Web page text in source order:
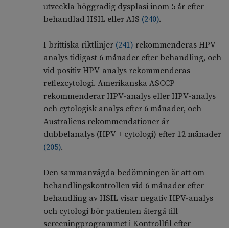
utveckla höggradig dysplasi inom 5 år efter
behandlad HSIL eller AIS (240).
I brittiska riktlinjer (241) rekommenderas HPV-
analys tidigast 6 månader efter behandling, och
vid positiv HPV-analys rekommenderas
reflexcytologi. Amerikanska ASCCP
rekommenderar HPV-analys eller HPV-analys
och cytologisk analys efter 6 månader, och
Australiens rekommendationer är
dubbelanalys (HPV + cytologi) efter 12 månader
(205).
Den sammanvägda bedömningen är att om
behandlingskontrollen vid 6 månader efter
behandling av HSIL visar negativ HPV-analys
och cytologi bör patienten återgå till
screeningprogrammet i Kontrollfil efter